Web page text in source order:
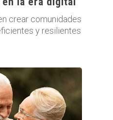
crear comunidades
y resilientes